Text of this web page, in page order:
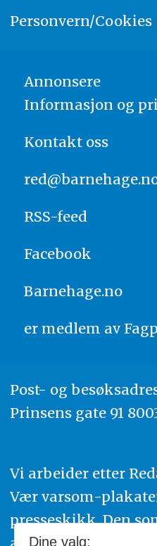
Personvern/Cookies
Annonsere
Informasjon og
Kontakt oss
RSS-feed
Facebook
Barnehage.no
er medlem av
Post- og
Prinsens gate 91
Vi arbeider etter
Vær varsom-
presseskikk. Den
Dine valg: